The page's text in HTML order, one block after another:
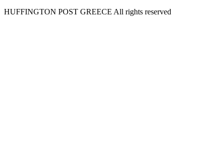
HUFFINGTON POST GREECE All rights reserved